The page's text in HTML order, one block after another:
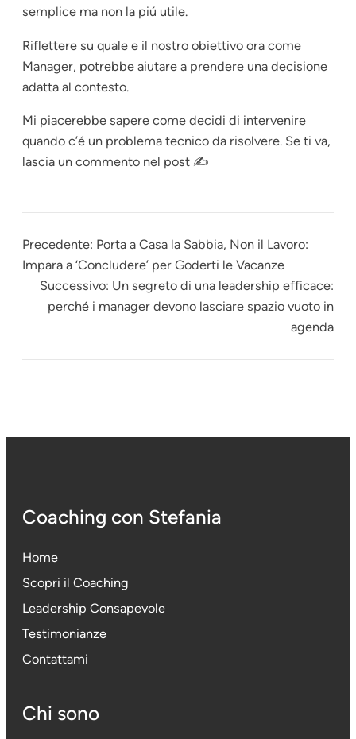
semplice ma non la piú utile.
Riflettere su quale e il nostro obiettivo ora come
Manager, potrebbe aiutare a prendere una decisione
adatta al contesto.
Mi piacerebbe sapere come decidi di intervenire
quando c’é un problema tecnico da risolvere. Se ti va,
lascia un commento nel post ✍
Precedente: Porta a Casa la Sabbia, Non il Lavoro:
Impara a ‘Concludere’ per Goderti le Vacanze
Successivo: Un segreto di una leadership efficace:
perché i manager devono lasciare spazio vuoto in
agenda
Coaching con Stefania
Home
Scopri il Coaching
Leadership Consapevole
Testimonianze
Contattami
Chi sono